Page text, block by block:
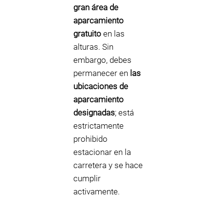
gran área de
aparcamiento
gratuito en las
alturas. Sin
embargo, debes
permanecer en las
ubicaciones de
aparcamiento
designadas; está
estrictamente
prohibido
estacionar en la
carretera y se hace
cumplir
activamente.